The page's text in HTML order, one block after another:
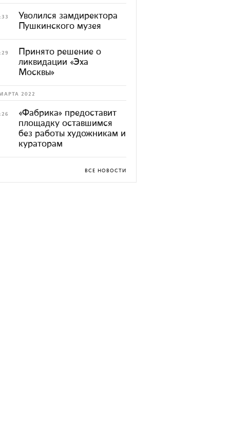
Уволился замдиректора
Пушкинского музея
Принято решение о
ликвидации «Эха
Москвы»
2022
«Фабрика» предоставит
площадку оставшимся
без работы художникам и
кураторам
ВСЕ НОВОСТИ